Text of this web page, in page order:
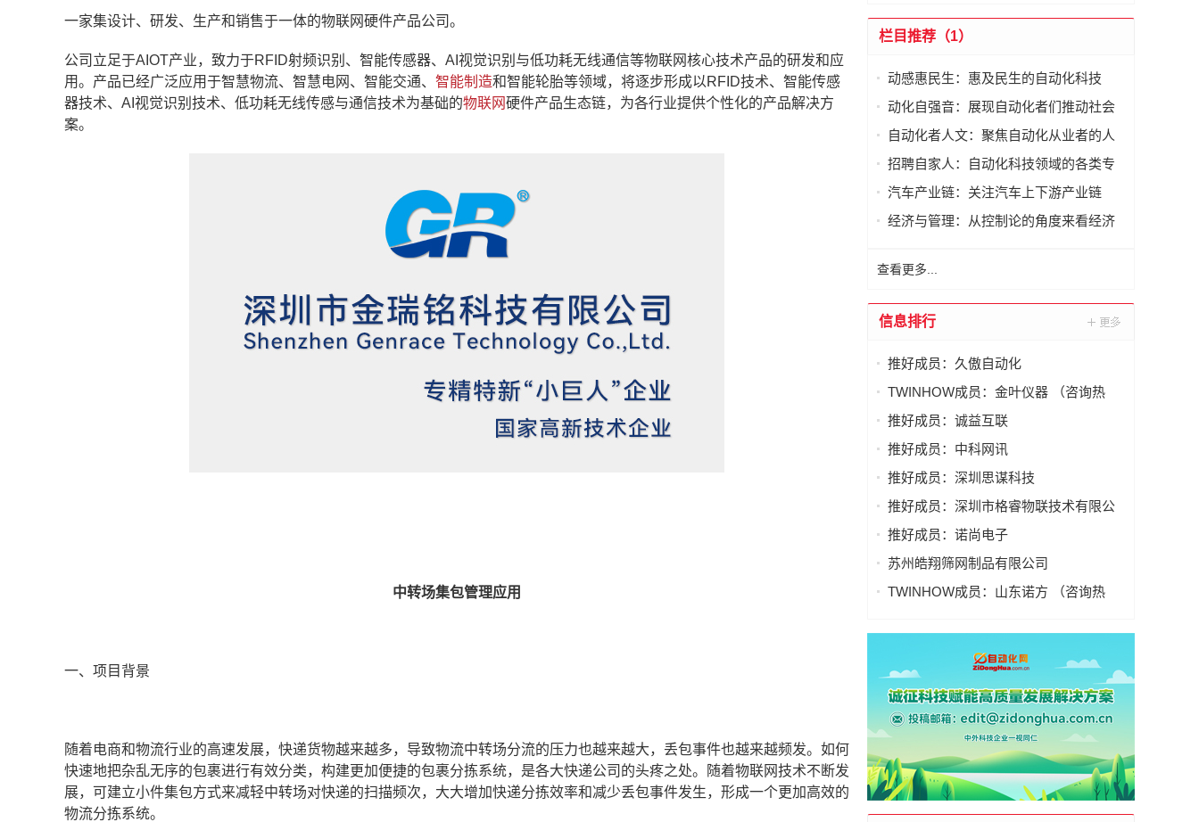
一家集设计、研发、生产和销售于一体的物联网硬件产品公司。
公司立足于AIOT产业，致力于RFID射频识别、智能传感器、AI视觉识别与低功耗无线通信等物联网核心技术产品的研发和应
用。产品已经广泛应用于智慧物流、智慧电网、智能交通、 智能制造和智能轮胎等领域，将逐步形成以RFID技术、智能传感
器技术、AI视觉识别技术、低功耗无线传感与通信技术为基础的物联网硬件产品生态链，为各行业提供个性化的产品解决方
案。
中转场集包管理应用
一、项目背景
随着电商和物流行业的高速发展，快递货物越来越多，导致物流中转场分流的压力也越来越大，丢包事件也越来越频发。如何
快速地把杂乱无序的包裹进行有效分类，构建更加便捷的包裹分拣系统，是各大快递公司的头疼之处。随着物联网技术不断发
展，可建立小件集包方式来减轻中转场对快递的扫描频次，大大增加快递分拣效率和减少丢包事件发生，形成一个更加高效的
物流分拣系统。
栏目推荐（1）
动感惠民生：惠及民生的自动化科技
动化自强音：展现自动化者们推动社会
进步发出的响亮声音
自动化者人文：聚焦自动化从业者的人
文思考
招聘自家人：自动化科技领域的各类专
家及人才需求资讯
汽车产业链：关注汽车上下游产业链
经济与管理：从控制论的角度来看经济
查看更多...
信息排行
推好成员：久傲自动化
TWINHOW成员：金叶仪器 （咨询热
线：400 015 9856 - 8032）
推好成员：诚益互联
推好成员：中科网讯
推好成员：深圳思谋科技
推好成员：深圳市格睿物联技术有限公
司
推好成员：诺尚电子
苏州皓翔筛网制品有限公司
TWINHOW成员：山东诺方 （咨询热